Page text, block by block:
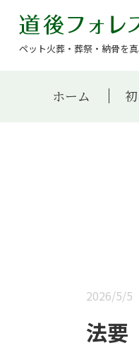
ペット火葬・葬祭・納骨を
ホーム
2026/5/5
法要